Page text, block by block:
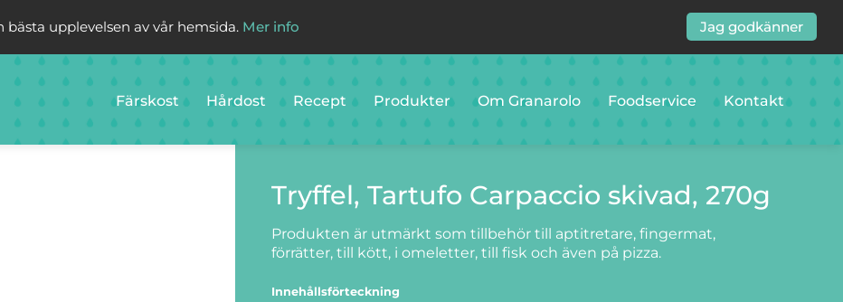
upplevelsen av vår hemsida. Mer info Jag godkänner
Färskost Hårdost Recept Produkter Om Granarolo Foodservice Kontakt
Tryffel, Tartufo Carpaccio skivad, 270g
Produkten är utmärkt som tillbehör till aptitretare, fingermat,
förrätter, till kött, i omeletter, till fisk och även på pizza.
Innehållsförteckning